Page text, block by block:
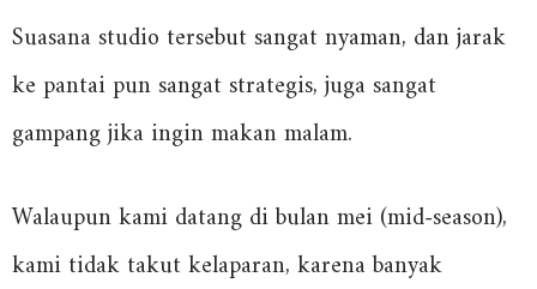
Suasana studio tersebut sangat nyaman, dan jarak
ke pantai pun sangat strategis, juga sangat
gampang jika ingin makan malam.
Walaupun kami datang di bulan mei (mid-season),
kami tidak takut kelaparan, karena banyak